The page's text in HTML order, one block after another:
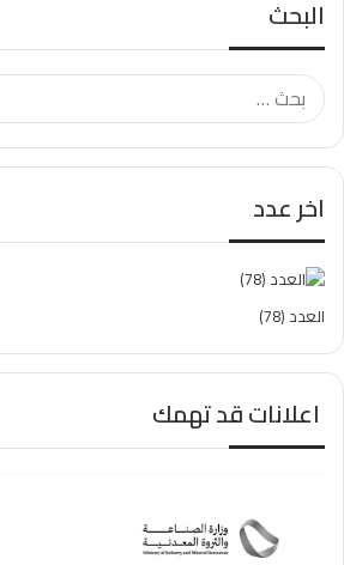
البحث
اخر عدد
العدد (78)
اعلانات قد تهمك